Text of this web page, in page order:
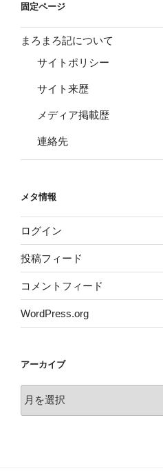
固定ページ
まろまろ記について
サイトポリシー
サイト来歴
メディア掲載歴
連絡先
メタ情報
ログイン
投稿フィード
コメントフィード
WordPress.org
アーカイブ
ー